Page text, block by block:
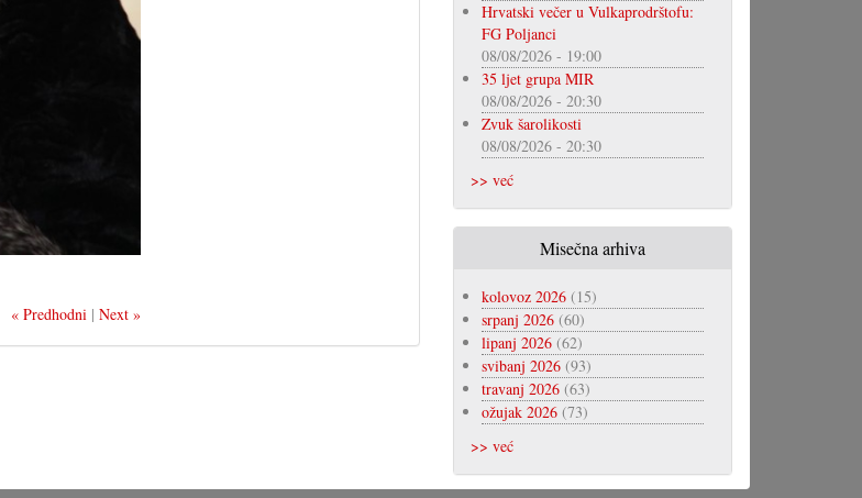
« Predhodni |Next »
Hrvatski večer u Vulkaprodrštofu:
FG Poljanci
08/08/2026 - 19:00
35 ljet grupa MIR
08/08/2026 - 20:30
Zvuk šarolikosti
08/08/2026 - 20:30
>> već
Misečna arhiva
kolovoz 2026(15)
srpanj 2026(60)
lipanj 2026(62)
svibanj 2026(93)
travanj 2026(63)
ožujak 2026(73)
>> već